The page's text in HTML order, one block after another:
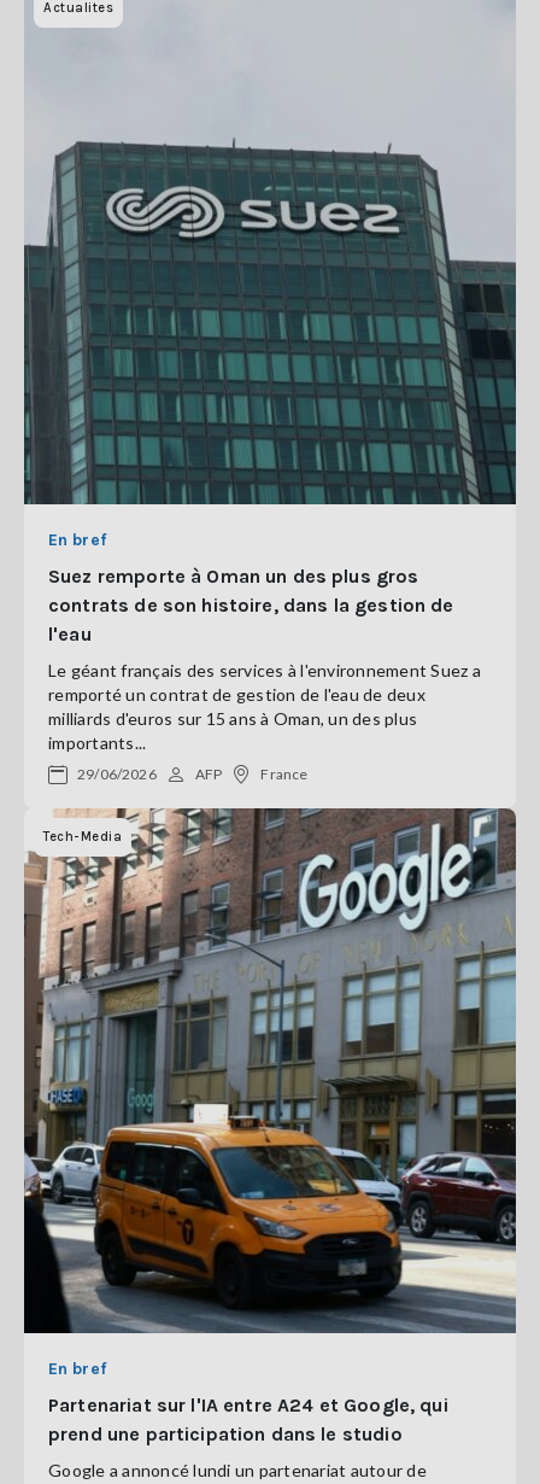
Actualites
En bref
Suez remporte à Oman un des plus gros
contrats de son histoire, dans la gestion de
l'eau
Le géant français des services à l'environnement Suez a
remporté un contrat de gestion de l'eau de deux
milliards d'euros sur 15 ans à Oman, un des plus
importants...
29/06/2026 AFP France
Tech-Media
En bref
Partenariat sur l'IA entre A24 et Google, qui
prend une participation dans le studio
Google a annoncé lundi un partenariat autour de